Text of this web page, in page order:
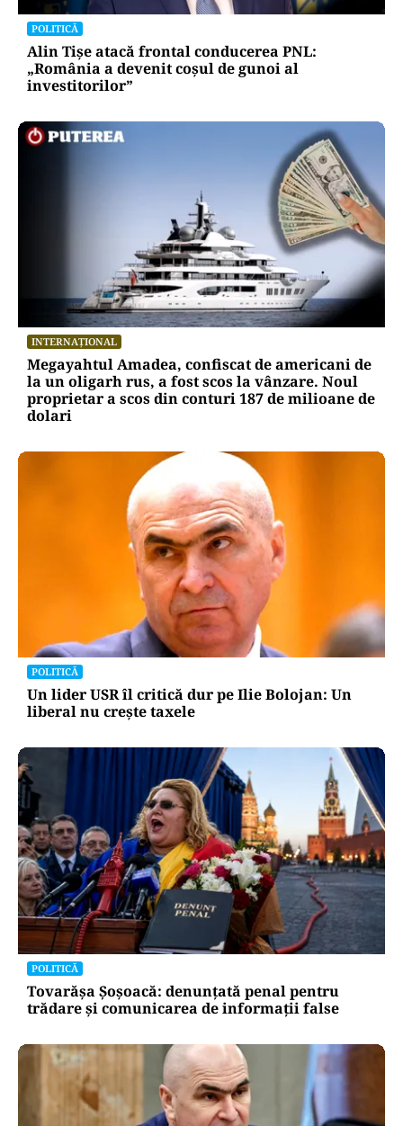
POLITICĂ
Alin Tișe atacă frontal conducerea PNL:
„România a devenit coșul de gunoi al
investitorilor”
INTERNAȚIONAL
Megayahtul Amadea, confiscat de americani de
la un oligarh rus, a fost scos la vânzare. Noul
proprietar a scos din conturi 187 de milioane de
dolari
POLITICĂ
Un lider USR îl critică dur pe Ilie Bolojan: Un
liberal nu crește taxele
POLITICĂ
Tovarășa Șoșoacă: denunțată penal pentru
trădare și comunicarea de informații false